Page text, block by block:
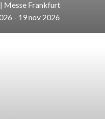
Messe Frankfurt
- 19 nov 2026